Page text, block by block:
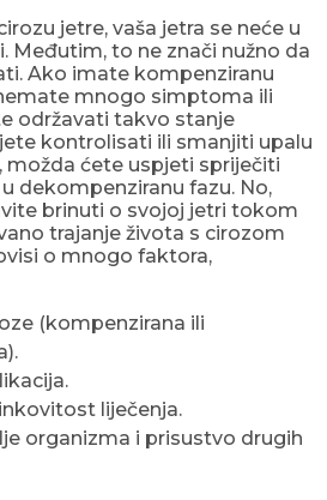
jetre, vaša jetra se neće u
Međutim, to ne znači nužno da
Ako imate kompenziranu
mnogo simptoma ili
održavati takvo stanje
kontrolisati ili smanjiti upalu
možda ćete uspjeti spriječiti
dekompenziranu fazu. No,
brinuti o svojoj jetri tokom
trajanje života s cirozom
o mnogo faktora,
(kompenzirana ili
liječenja.
organizma i prisustvo drugih